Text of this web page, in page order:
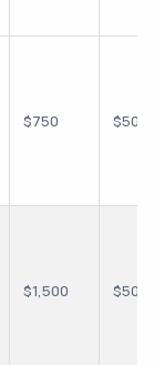
$750 $500
$1,500 $500